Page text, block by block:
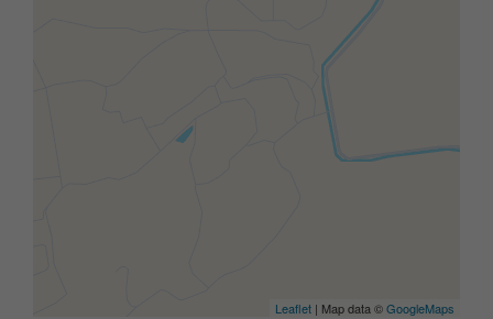
Leaflet | Map data ©GoogleMaps